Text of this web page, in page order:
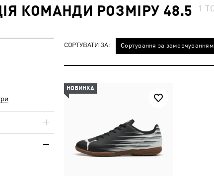
КОМАНДИ РОЗМІРУ 48.5 1
СОРТУВАТИ ЗА: Сортування за замовчуванням
НОВИНКА